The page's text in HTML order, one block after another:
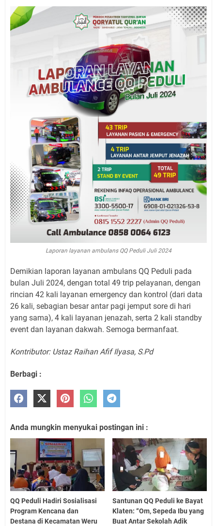
Laporan layanan ambulans QQ Peduli Juli 2024
Demikian laporan layanan ambulans QQ Peduli pada
bulan Juli 2024, dengan total 49 trip pelayanan, dengan
rincian 42 kali layanan emergency dan kontrol (dari data
26 kali, sebagian besar antar pagi jemput sore di hari
yang sama), 4 kali layanan jenazah, serta 2 kali standby
event dan layanan dakwah. Semoga bermanfaat.
Kontributor: Ustaz Raihan Afif Ilyasa, S.Pd
Berbagi :
Anda mungkin menyukai postingan ini :
QQ Peduli Hadiri Sosialisasi
Program Kencana dan
Destana di Kecamatan Weru
Santunan QQ Peduli ke Bayat
Klaten: “Om, Sepeda Ibu yang
Buat Antar Sekolah Adik